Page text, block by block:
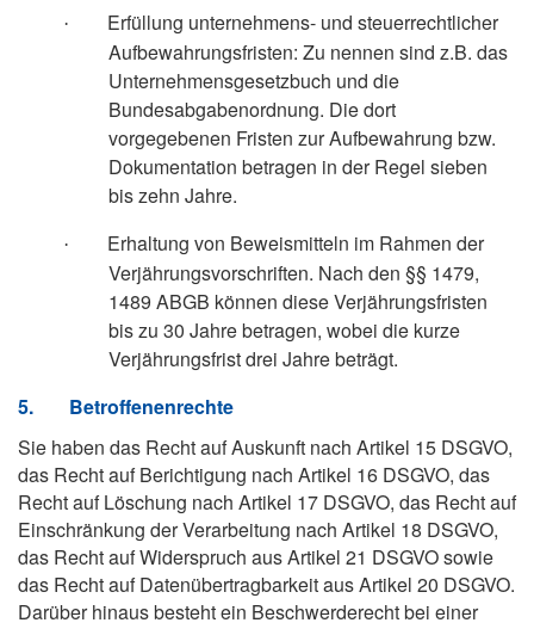
·
Erfüllung unternehmens- und steuerrechtlicher
Aufbewahrungsfristen: Zu nennen sind z.B. das
Unternehmensgesetzbuch und die
Bundesabgabenordnung. Die dort
vorgegebenen Fristen zur Aufbewahrung bzw.
Dokumentation betragen in der Regel sieben
bis zehn Jahre.
·
Erhaltung von Beweismitteln im Rahmen der
Verjährungsvorschriften. Nach den §§ 1479,
1489 ABGB können diese Verjährungsfristen
bis zu 30 Jahre betragen, wobei die kurze
Verjährungsfrist drei Jahre beträgt.
5.
Betroffenenrechte
Sie haben das Recht auf Auskunft nach Artikel 15 DSGVO,
das Recht auf Berichtigung nach Artikel 16 DSGVO, das
Recht auf Löschung nach Artikel 17 DSGVO, das Recht auf
Einschränkung der Verarbeitung nach Artikel 18 DSGVO,
das Recht auf Widerspruch aus Artikel 21 DSGVO sowie
das Recht auf Datenübertragbarkeit aus Artikel 20 DSGVO.
Darüber hinaus besteht ein Beschwerderecht bei einer